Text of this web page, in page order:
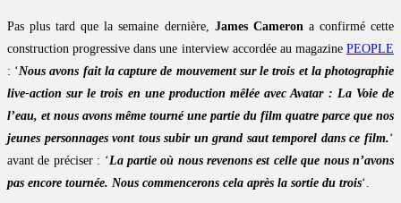
Pas plus tard que la semaine dernière, James Camerona confirmé cette
construction progressive dans une interview accordée au magazine PEOPLE
: ‘Nous avons fait la capture de mouvement sur le trois et la photographie
live-action sur le trois en une production mêlée avec Avatar : La Voie de
l’eau, et nous avons même tourné une partie du film quatre parce que nos
jeunes personnages vont tous subir un grand saut temporel dans ce film.‘
avant de préciser : ‘La partie où nous revenons est celle que nous n’avons
pas encore tournée. Nous commencerons cela après la sortie du trois‘.